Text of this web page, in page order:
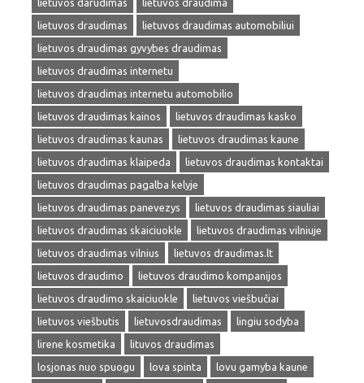
lietuvos darudimas
lietuvos draudima
lietuvos draudimas
lietuvos draudimas automobiliui
lietuvos draudimas gyvybes draudimas
lietuvos draudimas internetu
lietuvos draudimas internetu automobilio
lietuvos draudimas kainos
lietuvos draudimas kasko
lietuvos draudimas kaunas
lietuvos draudimas kaune
lietuvos draudimas klaipeda
lietuvos draudimas kontaktai
lietuvos draudimas pagalba kelyje
lietuvos draudimas panevezys
lietuvos draudimas siauliai
lietuvos draudimas skaiciuokle
lietuvos draudimas vilniuje
lietuvos draudimas vilnius
lietuvos draudimas.lt
lietuvos draudimo
lietuvos draudimo kompanijos
lietuvos draudimo skaiciuokle
lietuvos viešbučiai
lietuvos viešbutis
lietuvosdraudimas
lingiu sodyba
lirene kosmetika
lituvos draudimas
losjonas nuo spuogu
lova spinta
lovu gamyba kaune